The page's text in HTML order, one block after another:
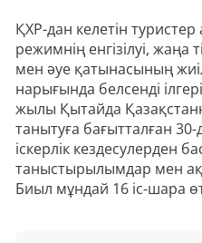
ҚХР-дан келетін
режимнің енгізілуі, жаңа
мен әуе қатынасының
нарығында белсенді
жылы Қытайда
танытуға бағытталған 30-
іскерлік кездесулерден
таныстырылымдар мен
Биыл мұндай 16 іс-шара